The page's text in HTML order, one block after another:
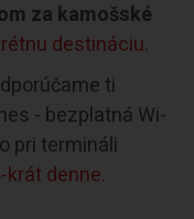
za kamošské
destináciu.
ti
- bezplatná Wi-
pri termináli
denne.